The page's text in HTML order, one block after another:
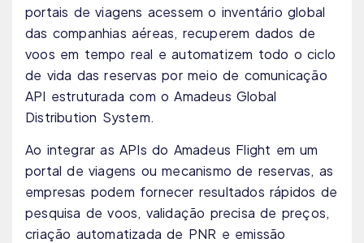
portais de viagens acessem o inventário global
das companhias aéreas, recuperem dados de
voos em tempo real e automatizem todo o ciclo
de vida das reservas por meio de comunicação
API estruturada com o Amadeus Global
Distribution System.
Ao integrar as APIs do Amadeus Flight em um
portal de viagens ou mecanismo de reservas, as
empresas podem fornecer resultados rápidos de
pesquisa de voos, validação precisa de preços,
criação automatizada de PNR e emissão